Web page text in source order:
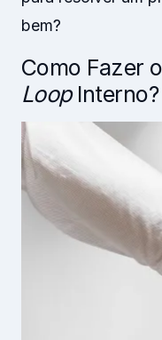
bem?
Como Fazer
LoopInterno?